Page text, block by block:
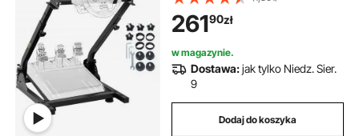
Zestawie Stojak Na Kierownicę
Wyścigową
26190zł
w magazynie.
Dostawa:jak tylko Niedz. Sier.
9
Dodaj do koszyka